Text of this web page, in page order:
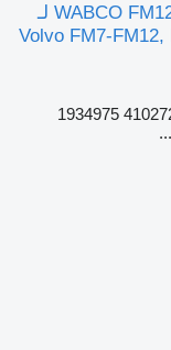
صمام الهواء WABCO FM12 (01.98-12.05) 4721950180 لـ
4721950180 42123220 1376793 1079666 41027224 1934975